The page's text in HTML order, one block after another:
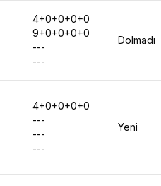
4+0+0+0+0
9+0+0+0+0
---
---
Dolmadı
4+0+0+0+0
---
---
---
Yeni